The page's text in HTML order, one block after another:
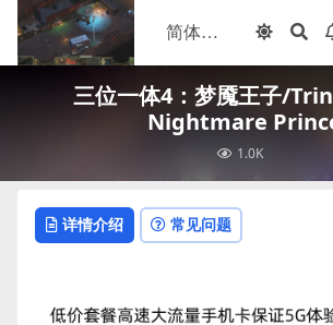
三位一体4：梦魇王子/
Nightmare
1.0K
详情介绍 常见问题